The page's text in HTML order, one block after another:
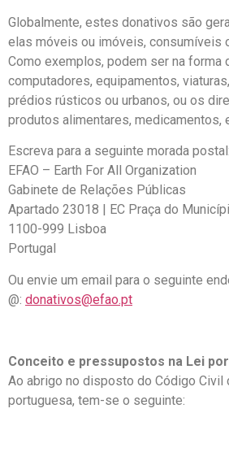
Globalmente, estes donativos são
elas móveis ou imóveis, consumíveis
Como exemplos, podem ser na forma
computadores, equipamentos,
prédios rústicos ou urbanos, ou os
produtos alimentares, medicamentos,
Escreva para a seguinte morada postal:
EFAO – Earth For All Organization
Gabinete de Relações Públicas
Apartado 23018 | EC Praça do
1100-999 Lisboa
Portugal
Ou envie um email para o seguinte
@: donativos@efao.pt
Conceito e pressupostos na Lei
Ao abrigo no disposto do Código Civil
portuguesa, tem-se o seguinte: